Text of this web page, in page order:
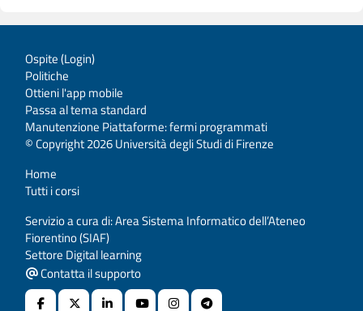
Ospite (Login)
Politiche
Ottieni l'app mobile
Passa al tema standard
Manutenzione Piattaforme: fermi programmati
© Copyright 2026 Università degli Studi di Firenze
Home
Tutti i corsi
Servizio a cura di: Area Sistema Informatico dell’Ateneo
Fiorentino (SIAF)
Settore Digital learning
Contatta il supporto